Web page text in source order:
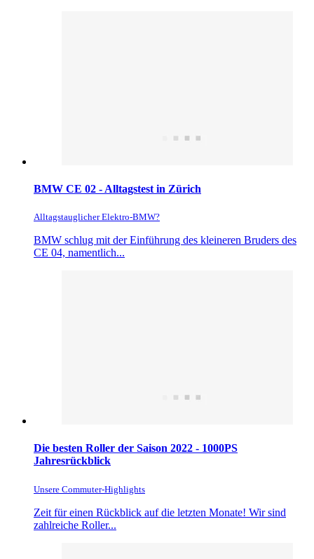
BMW CE 02 - Alltagstest in Zürich
Alltagstauglicher Elektro-BMW?
BMW schlug mit der Einführung des kleineren Bruders des
CE 04, namentlich...
Die besten Roller der Saison 2022 - 1000PS
Jahresrückblick
Unsere Commuter-Highlights
Zeit für einen Rückblick auf die letzten Monate! Wir sind
zahlreiche Roller...